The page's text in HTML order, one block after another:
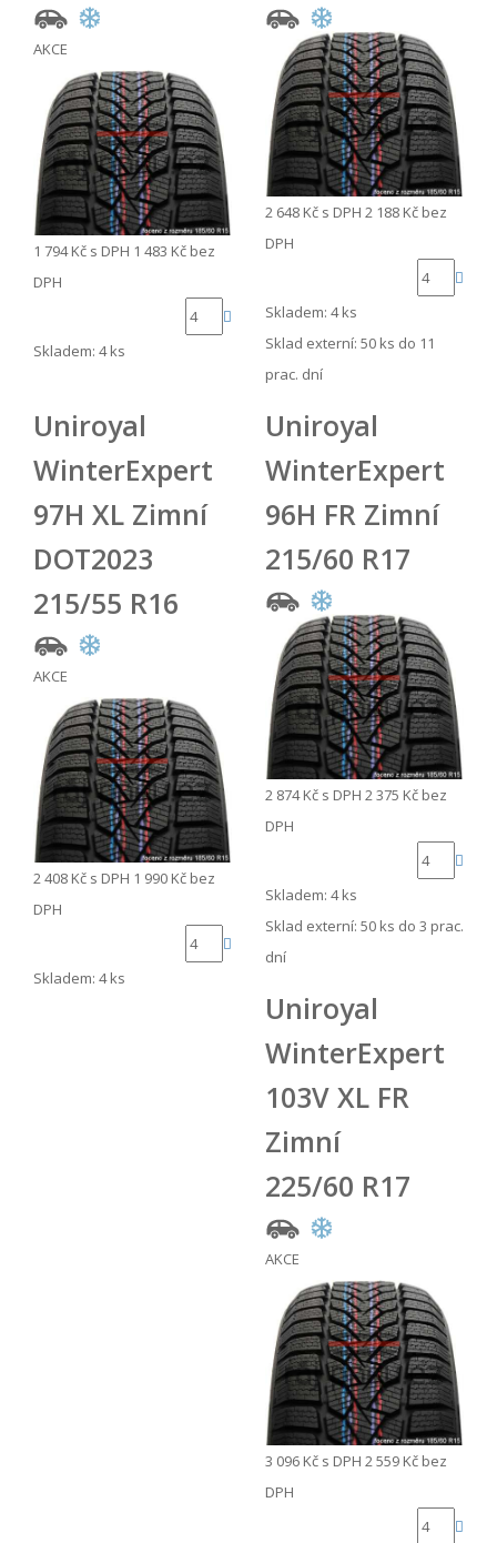
AKCE
1 794 Kč s DPH 1 483 Kč bez
DPH
Skladem: 4 ks
2 648 Kč s DPH 2 188 Kč bez
DPH
Skladem: 4 ks
Sklad externí: 50 ks do 11
prac. dní
Uniroyal
WinterExpert
97H XL Zimní
DOT2023
215/55 R16
AKCE
2 408 Kč s DPH 1 990 Kč bez
DPH
Skladem: 4 ks
Uniroyal
WinterExpert
96H FR Zimní
215/60 R17
2 874 Kč s DPH 2 375 Kč bez
DPH
Skladem: 4 ks
Sklad externí: 50 ks do 3 prac.
dní
Uniroyal
WinterExpert
103V XL FR
Zimní
225/60 R17
AKCE
3 096 Kč s DPH 2 559 Kč bez
DPH